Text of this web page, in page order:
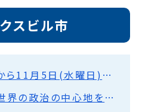
スビル市
11月4日(火曜日)から11月5日(水曜日)さようなら、アメリカ。またいつか。
11月3日(月曜日)世界の政治の中心地を巡って(ワシントンD.C.)